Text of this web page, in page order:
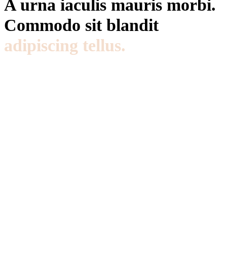
A urna iaculis mauris morbi.
Commodo sit blandit
adipiscing tellus.